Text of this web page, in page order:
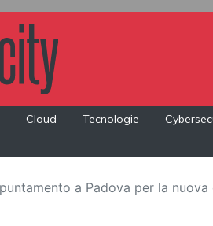
Cloud Tecnologie
a Padova per la